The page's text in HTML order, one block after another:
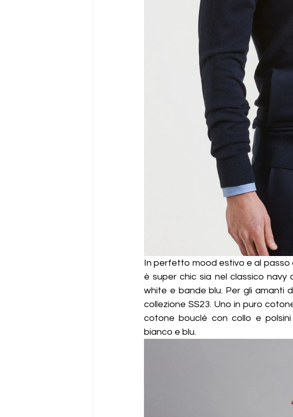
In perfetto mood estivo e al
è super chic sia nel classico
white e bande blu. Per gli amanti
collezione SS23. Uno in puro
cotone bouclé con collo e
bianco e blu.